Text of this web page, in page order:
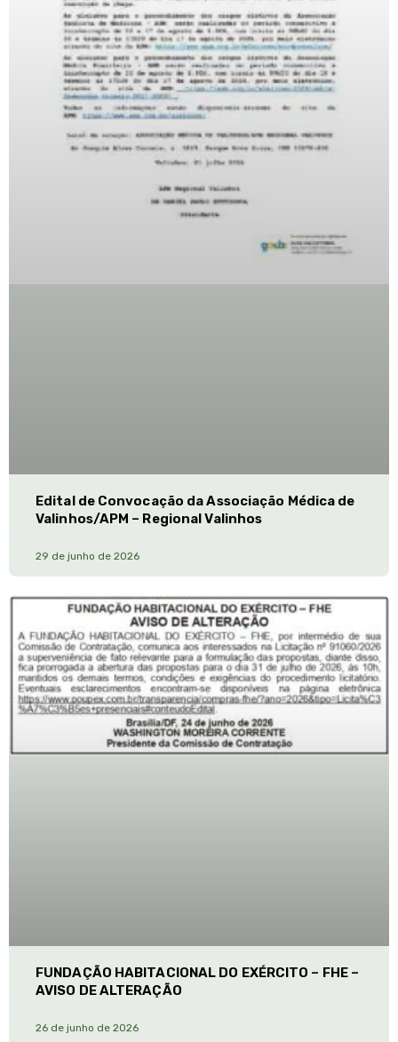
Edital de Convocação da Associação Médica de
Valinhos/APM – Regional Valinhos
29 de junho de 2026
FUNDAÇÃO HABITACIONAL DO EXÉRCITO – FHE –
AVISO DE ALTERAÇÃO
26 de junho de 2026